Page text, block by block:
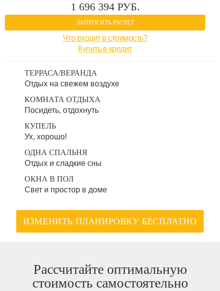
1 696 394 РУБ.
ЗАПРОСИТЬ РАСЧЕТ
Что входит в стоимость?
Купить в кредит
ТЕРРАСА/ВЕРАНДА
Отдых на свежем воздухе
КОМНАТА ОТДЫХА
Посидеть, отдохнуть
КУПЕЛЬ
Ух, хорошо!
ОДНА СПАЛЬНЯ
Отдых и сладкие сны
ОКНА В ПОЛ
Свет и простор в доме
ИЗМЕНИТЬ ПЛАНИРОВКУ БЕСПЛАТНО
Рассчитайте оптимальную
стоимость самостоятельно